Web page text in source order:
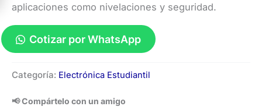
aplicaciones como nivelaciones y seguridad.
Cotizar por WhatsApp
de
Inclinación
Categoría: Electrónica Estudiantil
📢 Compártelo con un amigo